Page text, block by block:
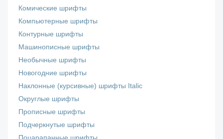
Комические шрифты
Компьютерные шрифты
Контурные шрифты
Машинописные шрифты
Необычные шрифты
Новогодние шрифты
Наклонные (курсивные) шрифты Italic
Округлые шрифты
Прописные шрифты
Подчеркнутые шрифты